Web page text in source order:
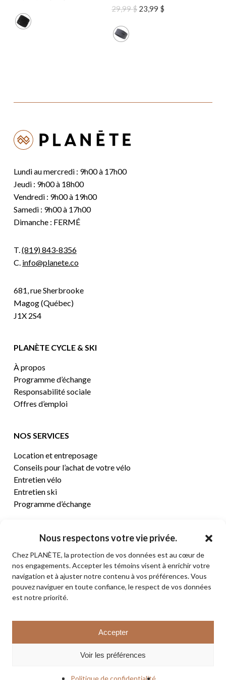
Nous respectons votre vie privée.
Chez PLANÈTE, la protection de vos données est au cœur de
nos engagements. Accepter les témoins visent à enrichir votre
navigation et à ajuster notre contenu à vos préférences. Vous
pouvez naviguer en toute confiance, le respect de vos données
est notre priorité.
Accepter
Voir les préférences
Politique de confidentialité
Sous-total: 0,00$
VOIR LE PANIER
29,99$ Le
23,99 $
Lundi au mercredi : 9h00 à 17h00
Jeudi : 9h00 à 18h00
Vendredi : 9h00 à 19h00
Samedi : 9h00 à 17h00
Dimanche : FERMÉ
T.(819) 843-8356
C. info@planete.co
681, rue Sherbrooke
Magog (Québec)
J1X 2S4
PLANÈTE CYCLE & SKI
À propos
Programme d’échange
Responsabilité sociale
Offres d’emploi
NOS SERVICES
Location et entreposage
Conseils pour l’achat de votre vélo
Entretien vélo
Entretien ski
Programme d’échange
CENTRE D’AIDE
Termes et conditions de vente
Retours et remboursements
Politique de confidentialité
Contact
© 2026 PLANÈTE CYCLE & SKI. Tous droits réservés.